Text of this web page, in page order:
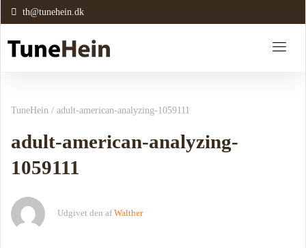
th@tunehein.dk
TuneHein / adult-american-analyzing-1059111
adult-american-analyzing-
1059111
Udgivet den af Walther